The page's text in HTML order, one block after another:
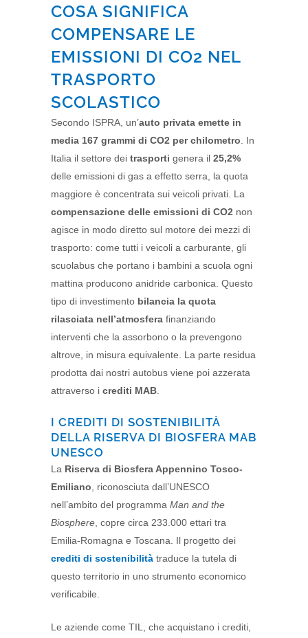
COSA SIGNIFICA
COMPENSARE LE
EMISSIONI DI CO2 NEL
TRASPORTO
SCOLASTICO
Secondo ISPRA, un’auto privata emette in
media 167 grammi di CO2 per chilometro . In
Italia il settore dei trasporti genera il 25,2%
delle emissioni di gas a effetto serra, la quota
maggiore è concentrata sui veicoli privati. La
compensazione delle emissioni di CO2 non
agisce in modo diretto sul motore dei mezzi di
trasporto: come tutti i veicoli a carburante, gli
scuolabus che portano i bambini a scuola ogni
mattina producono anidride carbonica. Questo
tipo di investimento bilancia la quota
rilasciata nell’atmosfera finanziando
interventi che la assorbono o la prevengono
altrove, in misura equivalente. La parte residua
prodotta dai nostri autobus viene poi azzerata
attraverso i crediti MAB
I CREDITI DI SOSTENIBILITÀ
DELLA RISERVA DI BIOSFERA MAB
UNESCO
La Riserva di Biosfera Appennino Tosco-
Emiliano , riconosciuta dall’UNESCO
nell’ambito del programma Man and the
Biosphere , copre circa 233.000 ettari tra
Emilia-Romagna e Toscana. Il progetto dei
crediti di sostenibilità traduce la tutela di
questo territorio in uno strumento economico
verificabile.
Le aziende come TIL, che acquistano i crediti,